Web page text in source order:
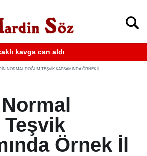
kavga can aldı
NORMAL DOĞUM TEŞVIK KAPSAMINDA ÖRNEK İL...
Örnek İl